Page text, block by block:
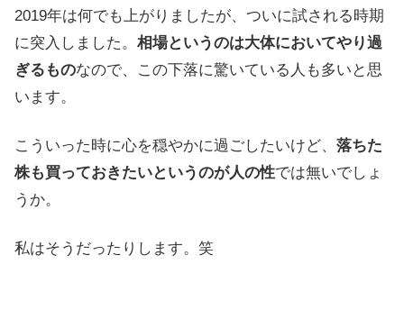
2019年は何でも上がりましたが、ついに試される時期
に突入しました。 相場というのは大体においてやり過
ぎるものなので、この下落に驚いている人も多いと思
います。
こういった時に心を穏やかに過ごしたいけど、 落ちた
株も買っておきたいというのが人の性では無いでしょ
うか。
私はそうだったりします。笑